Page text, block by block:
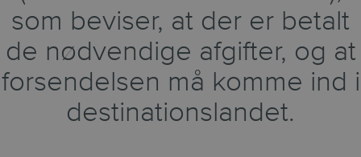
som beviser, at der er betalt
de nødvendige afgifter, og at
forsendelsen må komme ind i
destinationslandet.